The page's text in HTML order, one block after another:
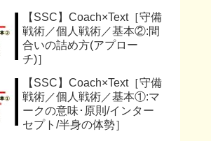
【SSC】Coach×Text［守備
戦術／個人戦術／基本②:間
合いの詰め方(アプロー
チ)］
【SSC】Coach×Text［守備
戦術／個人戦術／基本①:マ
ークの意味･原則/インター
セプト/半身の体勢］